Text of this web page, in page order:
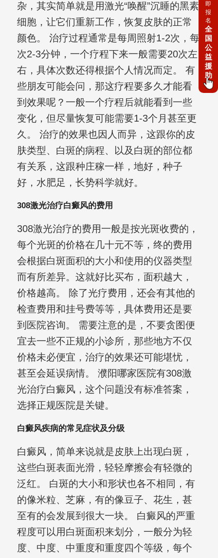
杂，其实简单就是用激光“唤醒”沉睡的黑素
细胞，让它们重新工作，恢复皮肤的正常
颜色。 治疗过程通常是每周照射1-2次，每
次2-3分钟，一个疗程下来一般需要20次左
右，具体次数还得根据个人情况而定。 有
些朋友可能会问，那这疗程要多久才能看
到效果呢？一般一个疗程后就能看到一些
变化，但尽量恢复可能需要1-3个月甚至更
久。 治疗的效果也因人而异，这跟你的皮
肤类型、白斑的病程、以及白斑的部位都
有关系，这跟种庄稼一样，地好，种子
好，水肥足，长势科学就好。
308激光治疗白癜风的费用
308激光治疗的费用一般是按光斑收费的，
每个光斑的价格在几十元不等，终的费用
会根据白斑面积的大小和使用的仪器类型
而有所差异。这就好比买布，面积越大，
价格越高。 除了光疗费用，还会有其他的
检查费用和挂号费等等，具体费用还是要
到医院咨询。 需要注意的是，不要贪图便
宜去一些不正规的小诊所，那些地方不仅
价格未必便宜，治疗的效果还可能堪忧，
甚至会延误病情。 濮阳哪家医院有308激
光治疗白癜风，这个问题没有标准答案，
选择正规医院是关键。
白癜风疾病的常见症状及分级
白癜风，简单来说就是皮肤上出现白斑，
这些白斑表面光滑，轻轻摩擦会有轻微的
泛红。 白斑的大小和形状也各不相同，有
的像米粒、芝麻，有的像豆子、花生，甚
至有的会发展到很大一块。 白癜风的严重
程度可以用白斑面积来划分，一般分为轻
度、中度、中重度和重度四个等级，每个
即
报
名
全
国
公
益
援
助